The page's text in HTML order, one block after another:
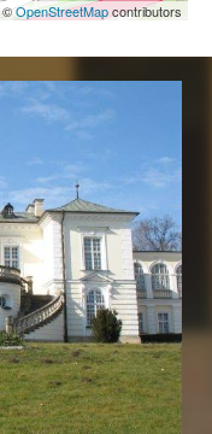
©OpenStreetMapcontributors